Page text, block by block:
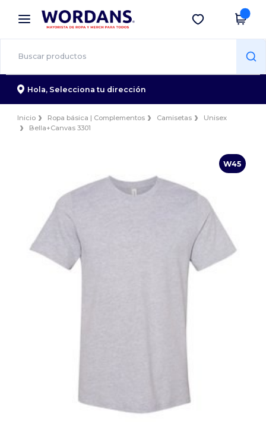
× App de Wordans
¡Mejores precios en app!
Descargar app
Hola, Selecciona tu dirección
Inicio Ropa básica | Complementos Camisetas
Unisex
Bella+Canvas 3301
W45